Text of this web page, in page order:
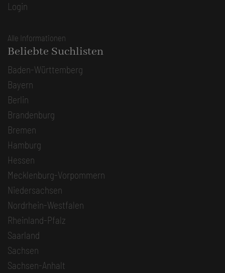
Login
Alle Informationen
Beliebte Suchlisten
Baden-Württemberg
Bayern
Berlin
Brandenburg
Bremen
Hamburg
Hessen
Mecklenburg-Vorpommern
Niedersachsen
Nordrhein-Westfalen
Rheinland-Pfalz
Saarland
Sachsen
Sachsen-Anhalt